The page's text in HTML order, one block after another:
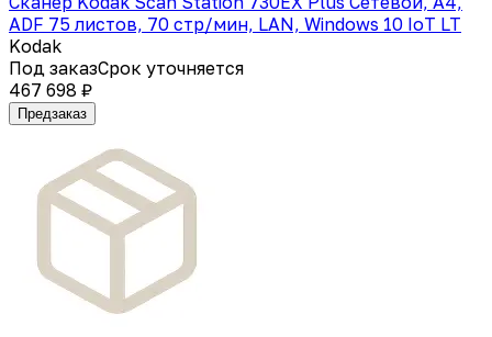
ADF 75 листов, 70 стр/мин, LAN, Windows 10 IoT LT
Kodak
Под заказСрок уточняется
467 698 ₽
Предзаказ